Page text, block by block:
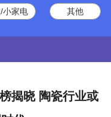
小家电 其他
揭晓 陶瓷行业或